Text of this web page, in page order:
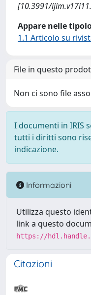
[10.3991/
Appare nelle
1.1 Articolo su
File in questo
Non ci sono file
I documenti in IRIS
tutti i diritti sono
indicazione.
Informazioni
Utilizza questo
link a questo
https://
Citazioni